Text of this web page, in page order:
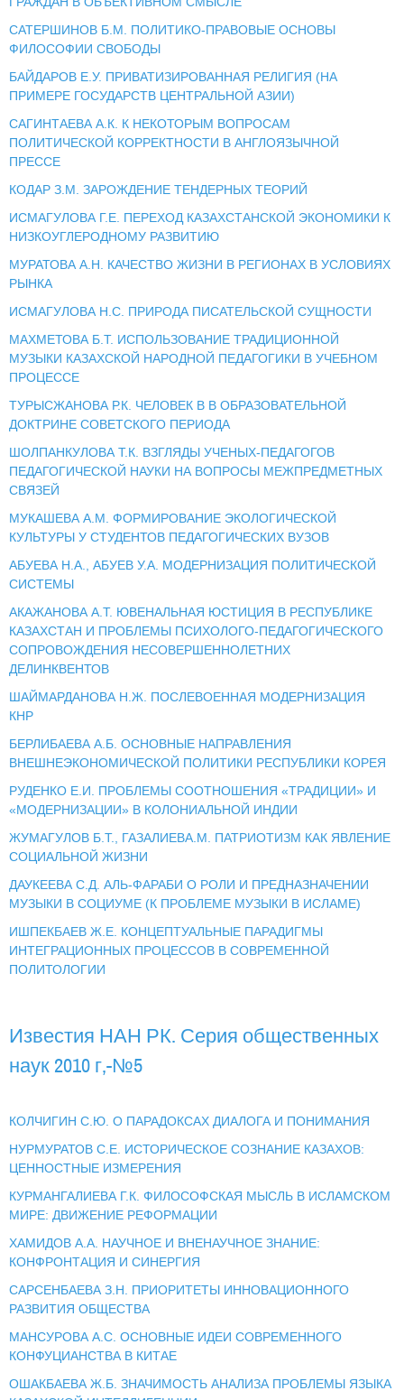
САТЕРШИНОВ Б.М. ПОЛИТИКО-ПРАВОВЫЕ ОСНОВЫ
ФИЛОСОФИИ СВОБОДЫ
БАЙДАРОВ Е.У. ПРИВАТИЗИРОВАННАЯ РЕЛИГИЯ (НА
ПРИМЕРЕ ГОСУДАРСТВ ЦЕНТРАЛЬНОЙ АЗИИ)
САГИНТАЕВА А.К. К НЕКОТОРЫМ ВОПРОСАМ
ПОЛИТИЧЕСКОЙ КОРРЕКТНОСТИ В АНГЛОЯЗЫЧНОЙ
ПРЕССЕ
КОДАР З.М. ЗАРОЖДЕНИЕ ТЕНДЕРНЫХ ТЕОРИЙ
ИСМАГУЛОВА Г.Е. ПЕРЕХОД КАЗАХСТАНСКОЙ ЭКОНОМИКИ К
НИЗКОУГЛЕРОДНОМУ РАЗВИТИЮ
МУРАТОВА А.Н. КАЧЕСТВО ЖИЗНИ В РЕГИОНАХ В УСЛОВИЯХ
РЫНКА
ИСМАГУЛОВА Н.С. ПРИРОДА ПИСАТЕЛЬСКОЙ СУЩНОСТИ
МАХМЕТОВА Б.Т. ИСПОЛЬЗОВАНИЕ ТРАДИЦИОННОЙ
МУЗЫКИ КАЗАХСКОЙ НАРОДНОЙ ПЕДАГОГИКИ В УЧЕБНОМ
ПРОЦЕССЕ
ТУРЫСЖАНОВА Р.К. ЧЕЛОВЕК В В ОБРАЗОВАТЕЛЬНОЙ
ДОКТРИНЕ СОВЕТСКОГО ПЕРИОДА
ШОЛПАНКУЛОВА Т.К. ВЗГЛЯДЫ УЧЕНЫХ-ПЕДАГОГОВ
ПЕДАГОГИЧЕСКОЙ НАУКИ НА ВОПРОСЫ МЕЖПРЕДМЕТНЫХ
СВЯЗЕЙ
МУКАШЕВА А.М. ФОРМИРОВАНИЕ ЭКОЛОГИЧЕСКОЙ
КУЛЬТУРЫ У СТУДЕНТОВ ПЕДАГОГИЧЕСКИХ ВУЗОВ
АБУЕВА Н.А., АБУЕВ У.А. МОДЕРНИЗАЦИЯ ПОЛИТИЧЕСКОЙ
СИСТЕМЫ
АКАЖАНОВА А.Т. ЮВЕНАЛЬНАЯ ЮСТИЦИЯ В РЕСПУБЛИКЕ
КАЗАХСТАН И ПРОБЛЕМЫ ПСИХОЛОГО-ПЕДАГОГИЧЕСКОГО
СОПРОВОЖДЕНИЯ НЕСОВЕРШЕННОЛЕТНИХ
ДЕЛИНКВЕНТОВ
ШАЙМАРДАНОВА Н.Ж. ПОСЛЕВОЕННАЯ МОДЕРНИЗАЦИЯ
КНР
БЕРЛИБАЕВА А.Б. ОСНОВНЫЕ НАПРАВЛЕНИЯ
ВНЕШНЕЭКОНОМИЧЕСКОЙ ПОЛИТИКИ РЕСПУБЛИКИ КОРЕЯ
РУДЕНКО Е.И. ПРОБЛЕМЫ СООТНОШЕНИЯ «ТРАДИЦИИ» И
«МОДЕРНИЗАЦИИ» В КОЛОНИАЛЬНОЙ ИНДИИ
ЖУМАГУЛОВ Б.Т., ГАЗАЛИЕВА.М. ПАТРИОТИЗМ КАК ЯВЛЕНИЕ
СОЦИАЛЬНОЙ ЖИЗНИ
ДАУКЕЕВА С.Д. АЛЬ-ФАРАБИ О РОЛИ И ПРЕДНАЗНАЧЕНИИ
МУЗЫКИ В СОЦИУМЕ (К ПРОБЛЕМЕ МУЗЫКИ В ИСЛАМЕ)
ИШПЕКБАЕВ Ж.Е. КОНЦЕПТУАЛЬНЫЕ ПАРАДИГМЫ
ИНТЕГРАЦИОННЫХ ПРОЦЕССОВ В СОВРЕМЕННОЙ
ПОЛИТОЛОГИИ
Известия НАН РК. Серия общественных
наук 2010 г,-№5
КОЛЧИГИН С.Ю. О ПАРАДОКСАХ ДИАЛОГА И ПОНИМАНИЯ
НУРМУРАТОВ С.Е. ИСТОРИЧЕСКОЕ СОЗНАНИЕ КАЗАХОВ:
ЦЕННОСТНЫЕ ИЗМЕРЕНИЯ
КУРМАНГАЛИЕВА Г.К. ФИЛОСОФСКАЯ МЫСЛЬ В ИСЛАМСКОМ
МИРЕ: ДВИЖЕНИЕ РЕФОРМАЦИИ
ХАМИДОВ А.А. НАУЧНОЕ И ВНЕНАУЧНОЕ ЗНАНИЕ:
КОНФРОНТАЦИЯ И СИНЕРГИЯ
САРСЕНБАЕВА З.Н. ПРИОРИТЕТЫ ИННОВАЦИОННОГО
РАЗВИТИЯ ОБЩЕСТВА
МАНСУРОВА А.С. ОСНОВНЫЕ ИДЕИ СОВРЕМЕННОГО
КОНФУЦИАНСТВА В КИТАЕ
ОШАКБАЕВА Ж.Б. ЗНАЧИМОСТЬ АНАЛИЗА ПРОБЛЕМЫ ЯЗЫКА